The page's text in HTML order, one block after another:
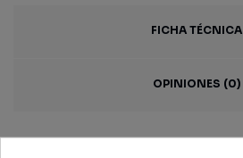
FICHA TÉCNICA
OPINIONES (0)